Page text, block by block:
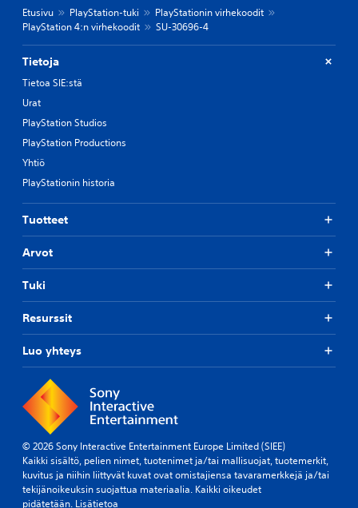
Etusivu PlayStation-tuki
PlayStationin virhekoodit
PlayStation 4:n virhekoodit
SU-30696-4
Tietoja
Tietoa SIE:stä
Urat
PlayStation Studios
PlayStation Productions
Yhtiö
PlayStationin historia
Tuotteet
Arvot
Tuki
Resurssit
Luo yhteys
© 2026 Sony Interactive Entertainment Europe Limited (SIEE)
Kaikki sisältö, pelien nimet, tuotenimet ja/tai mallisuojat, tuotemerkit,
kuvitus ja niihin liittyvät kuvat ovat omistajiensa tavaramerkkejä ja/tai
tekijänoikeuksin suojattua materiaalia. Kaikki oikeudet
pidätetään. Lisätietoa